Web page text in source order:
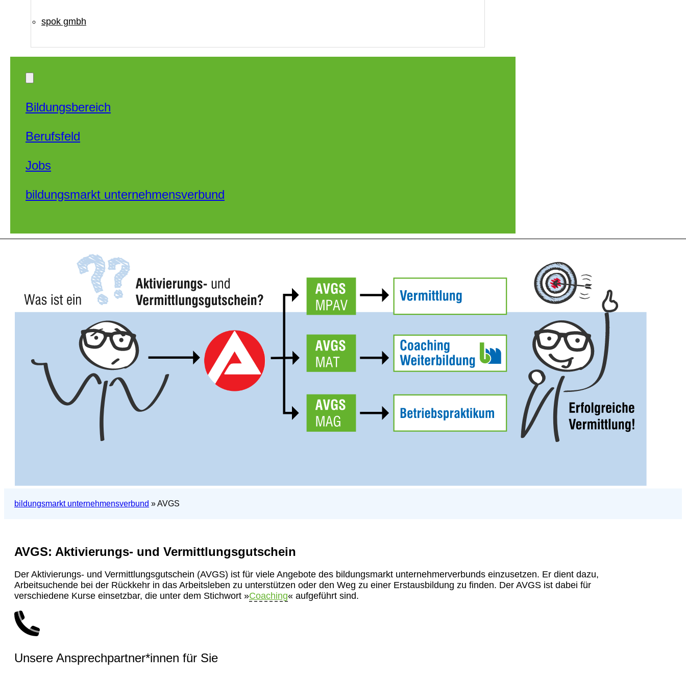
spok gmbh
Bildungsbereich
Berufsfeld
Jobs
bildungsmarkt unternehmensverbund
bildungsmarkt unternehmensverbund »AVGS
AVGS: Aktivierungs- und Vermittlungsgutschein
Der Aktivierungs- und Vermittlungsgutschein (AVGS) ist für viele Angebote des bildungsmarkt unternehmerverbunds einzusetzen. Er dient dazu,
Arbeitsuchende bei der Rückkehr in das Arbeitsleben zu unterstützen oder den Weg zu einer Erstausbildung zu finden. Der AVGS ist dabei für
verschiedene Kurse einsetzbar, die unter dem Stichwort »Coaching« aufgeführt sind.
Unsere Ansprechpartner*innen für Sie